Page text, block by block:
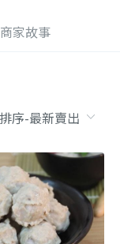
商家故事